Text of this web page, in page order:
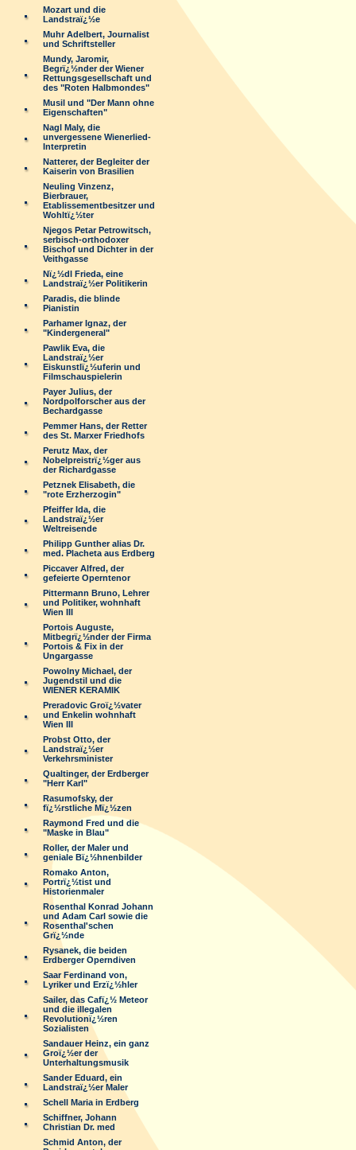
Mozart und die
Landstraï¿½e
Muhr Adelbert, Journalist
und Schriftsteller
Mundy, Jaromir,
Begrï¿½nder der Wiener
Rettungsgesellschaft und
des "Roten Halbmondes"
Musil und "Der Mann ohne
Eigenschaften"
Nagl Maly, die
unvergessene Wienerlied-
Interpretin
Natterer, der Begleiter der
Kaiserin von Brasilien
Neuling Vinzenz,
Bierbrauer,
Etablissementbesitzer und
Wohltï¿½ter
Njegos Petar Petrowitsch,
serbisch-orthodoxer
Bischof und Dichter in der
Veithgasse
Nï¿½dl Frieda, eine
Landstraï¿½er Politikerin
Paradis, die blinde
Pianistin
Parhamer Ignaz, der
"Kindergeneral"
Pawlik Eva, die
Landstraï¿½er
Eiskunstlï¿½uferin und
Filmschauspielerin
Payer Julius, der
Nordpolforscher aus der
Bechardgasse
Pemmer Hans, der Retter
des St. Marxer Friedhofs
Perutz Max, der
Nobelpreistrï¿½ger aus
der Richardgasse
Petznek Elisabeth, die
"rote Erzherzogin"
Pfeiffer Ida, die
Landstraï¿½er
Weltreisende
Philipp Gunther alias Dr.
med. Placheta aus Erdberg
Piccaver Alfred, der
gefeierte Operntenor
Pittermann Bruno, Lehrer
und Politiker, wohnhaft
Wien III
Portois Auguste,
Mitbegrï¿½nder der Firma
Portois & Fix in der
Ungargasse
Powolny Michael, der
Jugendstil und die
WIENER KERAMIK
Preradovic Groï¿½vater
und Enkelin wohnhaft
Wien III
Probst Otto, der
Landstraï¿½er
Verkehrsminister
Qualtinger, der Erdberger
"Herr Karl"
Rasumofsky, der
fï¿½rstliche Mï¿½zen
Raymond Fred und die
"Maske in Blau"
Roller, der Maler und
geniale Bï¿½hnenbilder
Romako Anton,
Portrï¿½tist und
Historienmaler
Rosenthal Konrad Johann
und Adam Carl sowie die
Rosenthal'schen
Grï¿½nde
Rysanek, die beiden
Erdberger Operndiven
Saar Ferdinand von,
Lyriker und Erzï¿½hler
Sailer, das Cafï¿½ Meteor
und die illegalen
Revolutionï¿½ren
Sozialisten
Sandauer Heinz, ein ganz
Groï¿½er der
Unterhaltungsmusik
Sander Eduard, ein
Landstraï¿½er Maler
Schell Maria in Erdberg
Schiffner, Johann
Christian Dr. med
Schmid Anton, der